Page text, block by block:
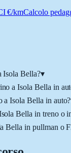
€/kmCalcolo
Isola Bella?▾
a Isola Bella in
a Isola Bella in auto?
Bella in treno o
Bella in pullman o